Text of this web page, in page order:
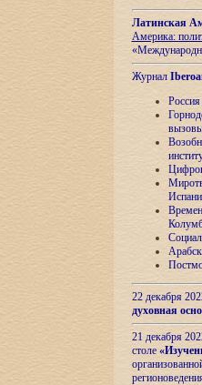
Латинская
Америка:
Журнал
22 декабря
духовная
21 декабря
столе